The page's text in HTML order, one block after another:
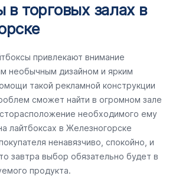
в торговых залах в
привлекают внимание
необычным дизайном и ярким
такой рекламной конструкции
сможет найти в огромном зале
необходимого ему
лайтбоксах в Железногорске
ненавязчиво, спокойно, и
завтра выбор обязательно будет в
продукта.